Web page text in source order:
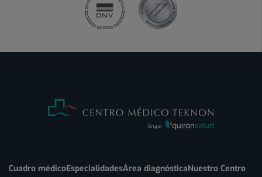
Cuadro médicoEspecialidadesÁrea diagnósticaNuestro Centro